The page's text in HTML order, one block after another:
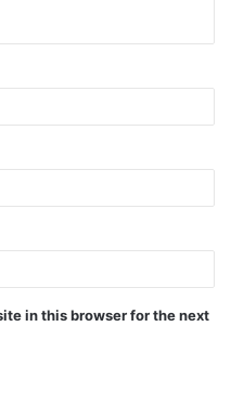
in this browser for the next